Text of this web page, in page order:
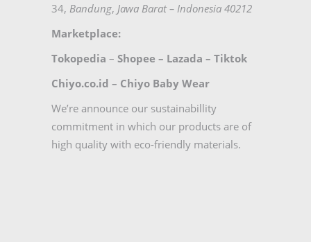
34, Bandung, Jawa Barat – Indonesia 40212
Marketplace:
Tokopedia – Shopee – Lazada – Tiktok
Chiyo.co.id – Chiyo Baby Wear
We’re announce our sustainabillity
commitment in which our products are of
high quality with eco-friendly materials.